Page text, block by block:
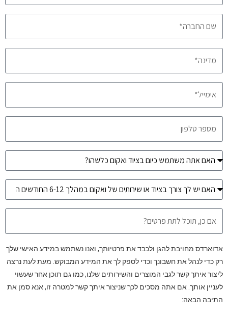
אדוארדס מחויבת להגן ולכבד את פרטיותך, ואנו נשתמש במידע האישי שלך
רק כדי לנהל את חשבונך וכדי לספק לך את המידע המבוקש. מעת לעת נרצה
ליצור איתך קשר לגבי המוצרים והשירותים שלנו, כמו גם תוכן אחר שעשוי
לעניין אותך. אם אתה מסכים לכך שניצור איתך קשר למטרה זו, אנא סמן את
התיבה הבאה: